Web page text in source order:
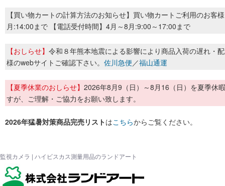
【買い物カートの計算方法のお知らせ】買い物カートご利用のお客
月:14:00まで 【電話受付時間】4月～8月:9:00～17:00まで
【おしらせ】 令和８年熊本地震による影響により商品入荷の遅れ・
様のwebサイトご確認下さい。 佐川急便／福山通運
【夏季休業のおしらせ】 2026年8月9（日）～8月16（日）を夏季休
すが、ご理解・ご協力をお願い致します。
2026年猛暑対策商品完売リストはこちらからご覧ください。
監視カメラ | ハイビスカス測量用品のランドアート